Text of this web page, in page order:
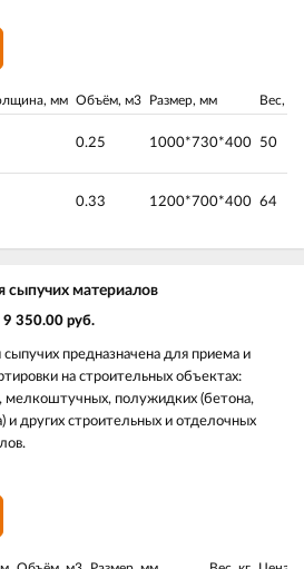
мм Объём, м3 Размер, мм Вес, кг
0.25 1000*730*400 50
0.33 1200*700*400 64
сыпучих материалов
9 350.00 руб.
сыпучих предназначена для приема и
на строительных объектах:
мелкоштучных, полужидких (бетона,
и других строительных и отделочных